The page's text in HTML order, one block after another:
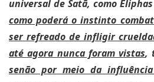
universal de Satã, como
como poderá o instinto
ser refreado de infligir
até agora nunca foram vistas,
senão por meio da